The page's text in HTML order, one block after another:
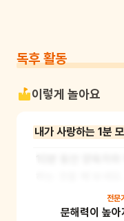
독후 활동
이렇게 놀아요
내가 사랑하는 1분 모
10분 동안 양육자
하는 것을 해 보세
춤추기 등을 해볼
좋아하는 것을 선
전문
문해력이 높